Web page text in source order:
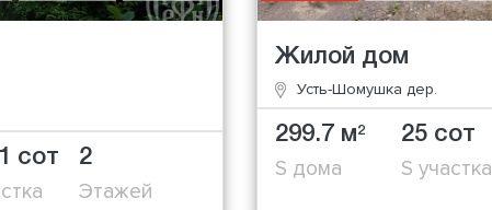
сот 2
Этажей
Жилой дом
Усть-Шомушка дер.
299.7 м2
S дома
25 сот
S участка